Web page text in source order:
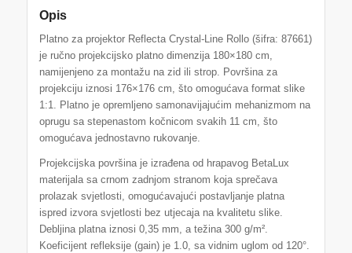
Opis
Platno za projektor Reflecta Crystal-Line Rollo (šifra: 87661)
je ručno projekcijsko platno dimenzija 180×180 cm,
namijenjeno za montažu na zid ili strop. Površina za
projekciju iznosi 176×176 cm, što omogućava format slike
1:1. Platno je opremljeno samonavijajućim mehanizmom na
oprugu sa stepenastom kočnicom svakih 11 cm, što
omogućava jednostavno rukovanje.
Projekcijska površina je izrađena od hrapavog BetaLux
materijala sa crnom zadnjom stranom koja sprečava
prolazak svjetlosti, omogućavajući postavljanje platna
ispred izvora svjetlosti bez utjecaja na kvalitetu slike.
Debljina platna iznosi 0,35 mm, a težina 300 g/m².
Koeficijent refleksije (gain) je 1.0, sa vidnim uglom od 120°.